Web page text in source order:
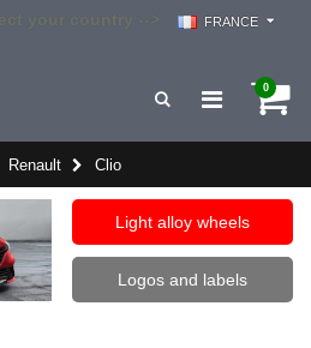
FRANCE
0
Renault Clio
Light alloy wheels
Logos and labels